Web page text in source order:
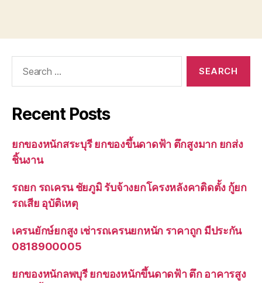
Recent Posts
ยกของหนักสระบุรี ยกของขึ้นดาดฟ้า ตึกสูงมาก ยกส่ง
ชิ้นงาน
รถยก รถเครน ชัยภูมิ รับจ้างยกโครงหลังคาติดตั้ง กู้ยก
รถเสีย อุบัติเหตุ
เครนยักษ์ยกสูง เช่ารถเครนยกหนัก ราคาถูก มีประกัน
0818900005
ยกของหนักลพบุรี ยกของหนักขึ้นดาดฟ้า ตึก อาคารสูง